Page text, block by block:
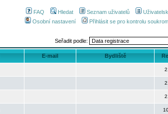
FAQ Hledat Seznam uživatelů
Osobní nastavení
Přihlásit se pro kontrolu
Seřadit podle:
E-mail Bydliště